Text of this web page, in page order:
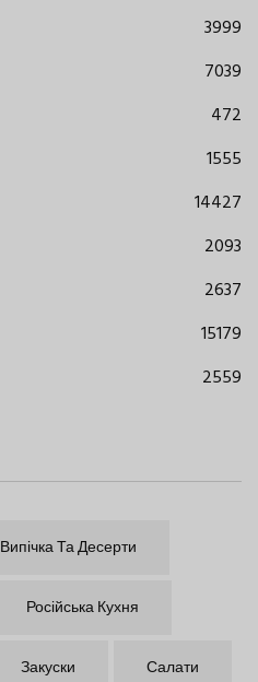
3999
7039
472
1555
14427
2093
2637
15179
2559
Випічка Та Десерти
Російська Кухня
Закуски Салати